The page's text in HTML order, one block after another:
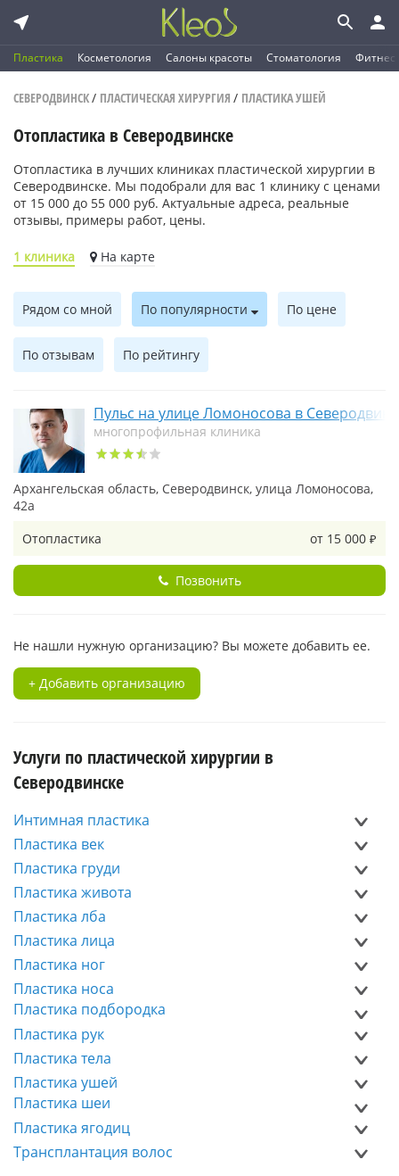
Пластика Косметология Салоны красоты Стоматология Фитнес
СЕВЕРОДВИНСК/ ПЛАСТИЧЕСКАЯ ХИРУРГИЯ / ПЛАСТИКА УШЕЙ
Отопластика в Северодвинске
Отопластика в лучших клиниках пластической хирургии в
Северодвинске. Мы подобрали для вас 1 клинику с ценами
от 15 000 до 55 000 руб. Актуальные адреса, реальные
отзывы, примеры работ, цены.
1 клиника На карте
Рядом со мной По популярности По цене
По отзывам По рейтингу
Пульс на улице Ломоносова в
многопрофильная клиника
Архангельская область, Северодвинск, улица Ломоносова,
42а
Отопластика
от 15 000 ₽
Позвонить
Не нашли нужную организацию? Вы можете добавить ее.
+ Добавить организацию
Услуги по пластической хирургии в
Северодвинске
Интимная пластика
Пластика век
Пластика груди
Пластика живота
Пластика лба
Пластика лица
Пластика ног
Пластика носа
Пластика подбородка
Пластика рук
Пластика тела
Пластика ушей
Пластика шеи
Пластика ягодиц
Трансплантация волос